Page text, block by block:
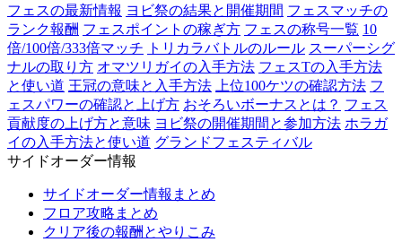
フェスの最新情報 ヨビ祭の結果と開催期間 フェスマッチの
ランク報酬 フェスポイントの稼ぎ方 フェスの称号一覧 10
倍/100倍/333倍マッチ
トリカラバトルのルール スーパーシグ
ナルの取り方 オマツリガイの入手方法 フェスTの入手方法
と使い道 王冠の意味と入手方法 上位100ケツの確認方法 フ
ェスパワーの確認と上げ方 おそろいボーナスとは？ フェス
貢献度の上げ方と意味 ヨビ祭の開催期間と参加方法 ホラガ
イの入手方法と使い道 グランドフェスティバル
サイドオーダー情報
サイドオーダー情報まとめ
フロア攻略まとめ
クリア後の報酬とやりこみ